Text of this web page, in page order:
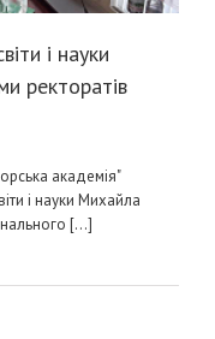
і науки
ректоратів
академія"
і науки Михайла
[...]